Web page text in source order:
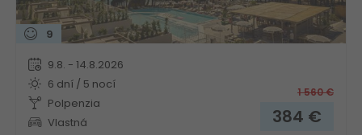
9
9.8. - 14.8.2026
6 dní / 5 nocí
Polpenzia
Vlastná
1 560€
384 €